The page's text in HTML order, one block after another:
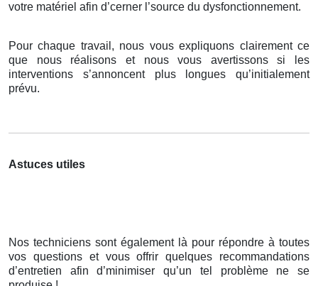
votre matériel afin d’cerner l’source du dysfonctionnement.
Pour chaque travail, nous vous expliquons clairement ce
que nous réalisons et nous vous avertissons si les
interventions s’annoncent plus longues qu’initialement
prévu.
Astuces utiles
Nos techniciens sont également là pour répondre à toutes
vos questions et vous offrir quelques recommandations
d’entretien afin d’minimiser qu’un tel problème ne se